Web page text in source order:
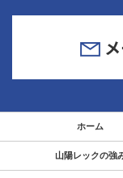
ホーム
山陽レックの強